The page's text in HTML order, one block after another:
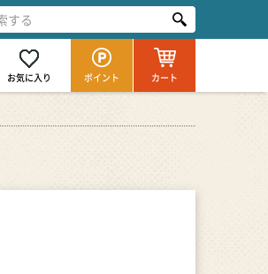
お気に入り ポイント カート